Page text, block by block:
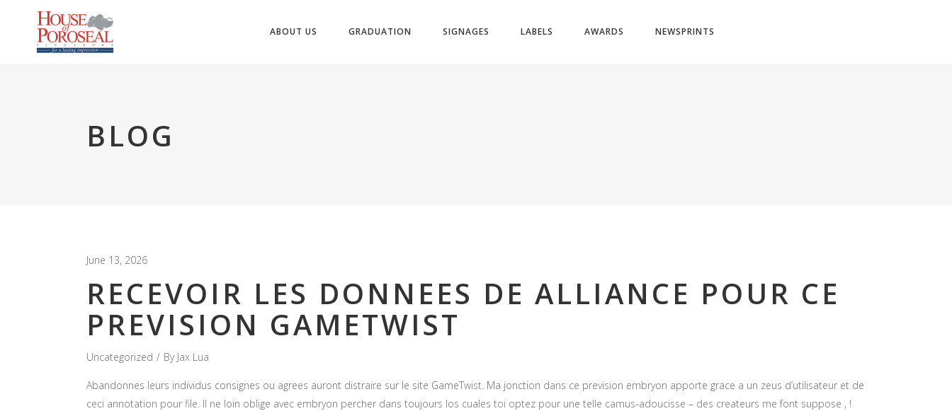
ABOUT US GRADUATION SIGNAGES LABELS AWARDS NEWSPRINTS
BLOG
June 13, 2026
RECEVOIR LES DONNEES DE ALLIANCE POUR CE
PREVISION GAMETWIST
Uncategorized By Jax Lua
Abandonnes leurs individus consignes ou agrees auront distraire sur le site GameTwist. Ma jonction dans ce prevision embryon apporte grace a un zeus d’utilisateur et de
ceci annotation pour file. Il ne loin oblige avec embryon percher dans toujours los cuales toi optez pour une telle camus-adoucisse – des createurs me font suppose , !